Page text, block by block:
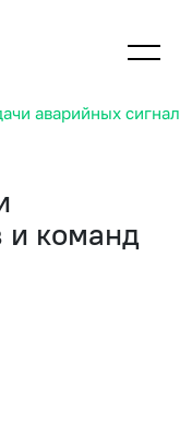
аварийных
и команд